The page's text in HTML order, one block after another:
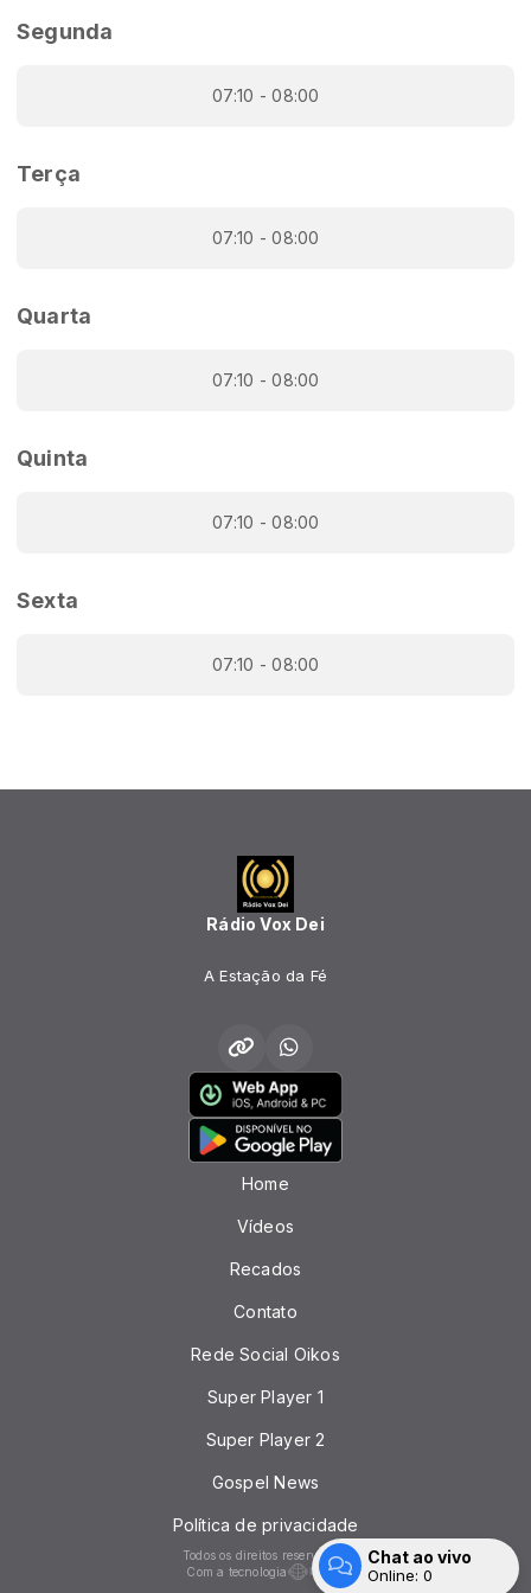
Segunda
07:10 - 08:00
Terça
07:10 - 08:00
Quarta
07:10 - 08:00
Quinta
07:10 - 08:00
Sexta
07:10 - 08:00
Rádio Vox Dei
A Estação da Fé
Home
Vídeos
Recados
Contato
Rede Social Oikos
Super Player 1
Super Player 2
Gospel News
Política de privacidade
Todos os direitos reservados.
Com a tecnologia
Chat ao vivo
Online: 0